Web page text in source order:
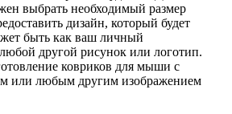
выбрать необходимый размер
дизайн, который будет
быть как ваш личный
другой рисунок или логотип.
ковриков для мыши с
или любым другим изображением